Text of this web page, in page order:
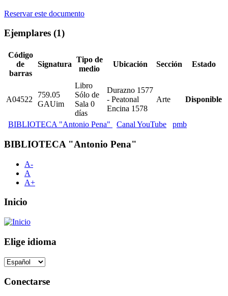
Reservar este documento
Ejemplares (1)
Código
de
barras
Signatura
Tipo de
medio
Ubicación Sección Estado
A04522
759.05
GAUim
Libro
Sólo de
Sala 0
días
Durazno 1577
- Peatonal
Encina 1578
Arte Disponible
BIBLIOTECA "Antonio Pena" Canal YouTube pmb
BIBLIOTECA "Antonio Pena"
A-
A
A+
Inicio
Elige idioma
Conectarse